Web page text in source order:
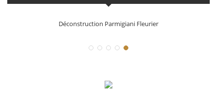
Déconstruction Parmigiani Fleurier